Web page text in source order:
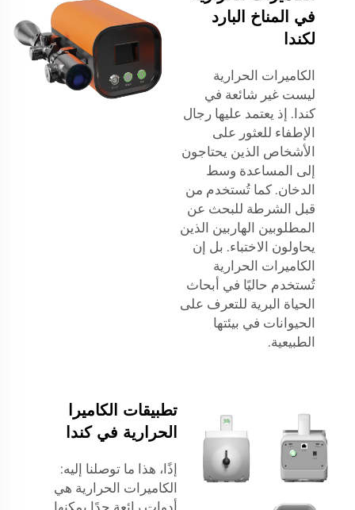
في المناخ البارد
لكندا
الكاميرات الحرارية
ليست غير شائعة في
كندا. إذ يعتمد عليها رجال
الإطفاء للعثور على
الأشخاص الذين يحتاجون
إلى المساعدة وسط
الدخان. كما تُستخدم من
قبل الشرطة للبحث عن
المطلوبين الهاربين الذين
يحاولون الاختباء. بل إن
الكاميرات الحرارية
تُستخدم حاليًا في أبحاث
الحياة البرية للتعرف على
الحيوانات في بيئتها
الطبيعية.
تطبيقات الكاميرا
الحرارية في كندا
إذًا، هذا ما توصلنا إليه:
الكاميرات الحرارية هي
أدوات رائعة جدًا يمكنها